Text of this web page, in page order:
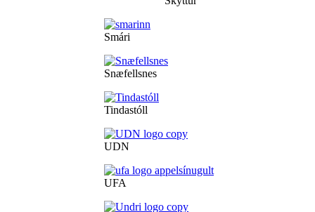
Smári
Snæfellsnes
Tindastóll
UDN
UFA